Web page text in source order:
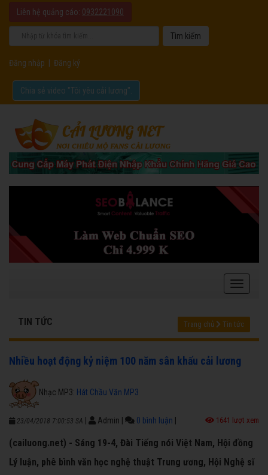
Liên hệ quảng cáo: 0932221090
Đăng nhập Đăng ký
Chia sẻ video "Tôi yêu cải lương".
TIN TỨC Trang chủ Tin tức
Nhiều hoạt động kỷ niệm 100 năm sân khấu cải lương
Nhạc MP3: Hát Chầu Văn MP3
23/04/2018 7:00:53 SA Admin 0 bình luận 1641 lượt xem
(cailuong.net) - Sáng 19-4, Đài Tiếng nói Việt Nam, Hội đồng
Lý luận, phê bình văn học nghệ thuật Trung ương, Hội Nghệ sĩ